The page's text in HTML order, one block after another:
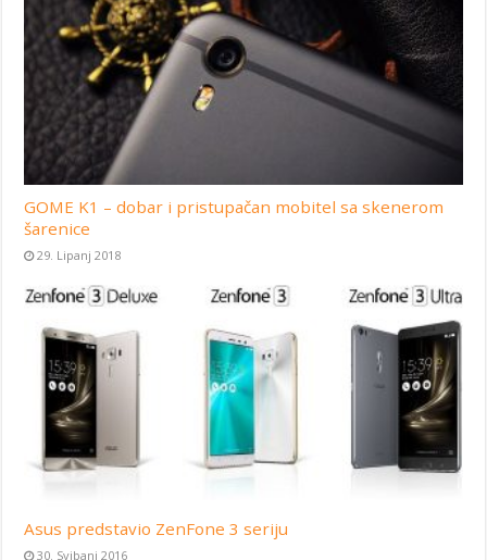
GOME K1 – dobar i pristupačan mobitel sa skenerom
šarenice
29. Lipanj 2018
Asus predstavio ZenFone 3 seriju
30. Svibanj 2016